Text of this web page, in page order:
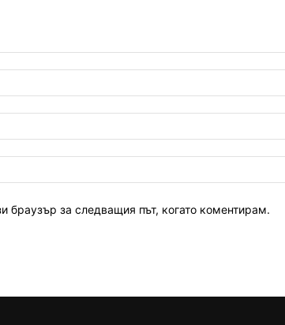
браузър за следващия път, когато коментирам.